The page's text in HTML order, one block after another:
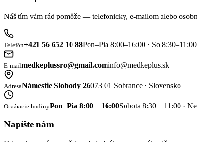
Náš tím vám rád pomôže — telefonicky, e-mailom alebo
Telefón+421 56 652 10 88Pon–Pia 8:00–16:00 · So 8:30–11:00
E-mailmedkeplussro@gmail.cominfo@medkeplus.sk
AdresaNámestie Slobody 26073 01 Sobrance · Slovensko
Otváracie hodinyPon–Pia 8:00 – 16:00Sobota 8:30 – 11:00 ·
Napíšte nám